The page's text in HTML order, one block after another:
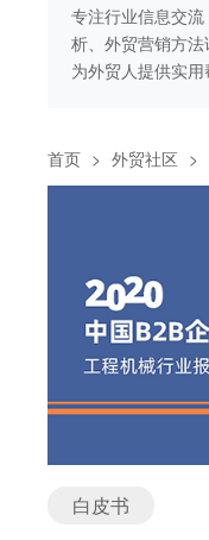
专注行业信息交
析、外贸营销方
为外贸人提供实用
首页 > 外贸社区 >
白皮书